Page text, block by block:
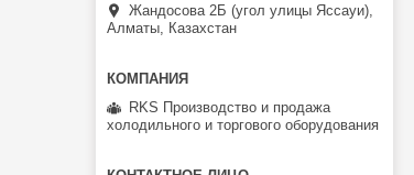
Жандосова 2Б (угол улицы Яссауи),
Алматы, Казахстан
RKS Производство и продажа
холодильного и торгового оборудования